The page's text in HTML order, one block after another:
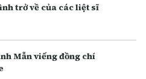
trở về của các liệt sĩ
Mẫn viếng đồng chí